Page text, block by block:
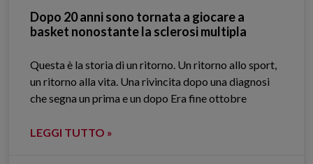
Dopo 20 anni sono tornata a giocare a
basket nonostante la sclerosi multipla
Questa è la storia di un ritorno. Un ritorno allo sport,
un ritorno alla vita. Una rivincita dopo una diagnosi
che segna un prima e un dopo Era fine ottobre
LEGGI TUTTO »